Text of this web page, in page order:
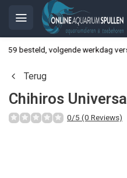
besteld, volgende werkdag
Terug
Chihiros
0/5 (0 Reviews)